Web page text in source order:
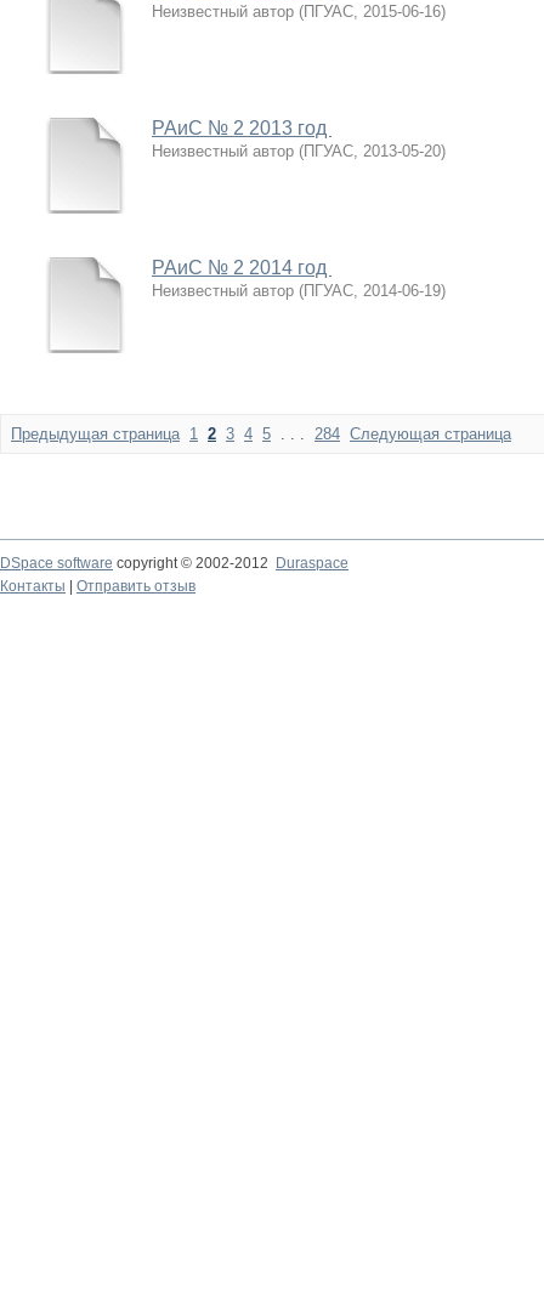
Неизвестный автор (ПГУАС, 2015-06-16)
РАиС № 2 2013 год
Неизвестный автор (ПГУАС, 2013-05-20)
РАиС № 2 2014 год
Неизвестный автор (ПГУАС, 2014-06-19)
Предыдущая страница 1 2 3 4 5 . . . 284 Следующая страница
DSpace software copyright © 2002-2012
Duraspace
Контакты
Отправить отзыв